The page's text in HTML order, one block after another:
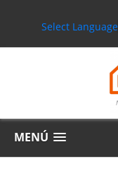
Select Language
MENÚ